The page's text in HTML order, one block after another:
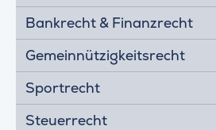
Bankrecht & Finanzrecht
Gemeinnützigkeitsrecht
Sportrecht
Steuerrecht